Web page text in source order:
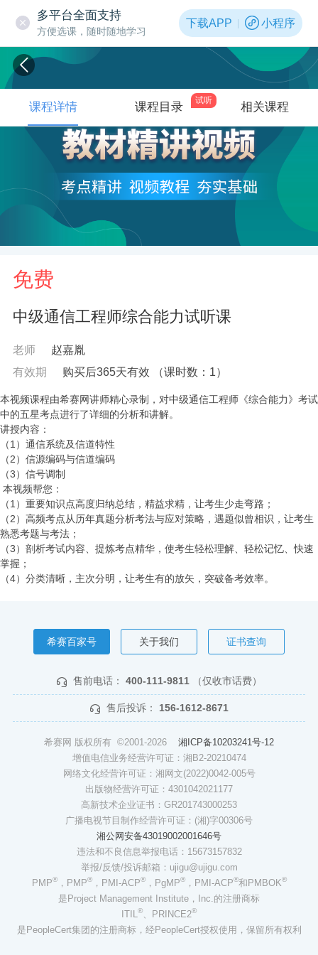
多平台全面支持
方便选课，随时随地学习
下载APP 小程序
免费
中级通信工程师综合能力试听课
老师
赵嘉胤
有效期
购买后365天有效 （课时数： 1）
课程详情 课程目录
试听
相关课程
本视频课程由希赛网讲师精心录制，对中级通信工程师《综合能力》考试
中的五星考点进行了详细的分析和讲解。
讲授内容：
（1）通信系统及信道特性
（2）信源编码与信道编码
（3）信号调制
本视频帮您：
（1）重要知识点高度归纳总结，精益求精，让考生少走弯路；
（2）高频考点从历年真题分析考法与应对策略，遇题似曾相识，让考生
熟悉考题与考法；
（3）剖析考试内容、提炼考点精华，使考生轻松理解、轻松记忆、快速
掌握；
（4）分类清晰，主次分明，让考生有的放矢，突破备考效率。
希赛百家号 关于我们 证书查询
售前电话： 400-111-9811 （仅收市话费）
售后投诉： 156-1612-8671
希赛网 版权所有 ©2001-2026 湘ICP备10203241号-12
增值电信业务经营许可证：湘B2-20210474
网络文化经营许可证：湘网文(2022)0042-005号
出版物经营许可证：4301042021177
高新技术企业证书：GR201743000253
广播电视节目制作经营许可证：(湘)字00306号
湘公网安备43019002001646号
违法和不良信息举报电话：15673157832
举报/反馈/投诉邮箱：ujigu@ujigu.com
PMP®，PMP®，PMI-ACP®，PgMP®，PMI-ACP®和PMBOK®
是Project Management Institute，Inc.的注册商标
ITIL®、PRINCE2®
是PeopleCert集团的注册商标，经PeopleCert授权使用，保留所有权利